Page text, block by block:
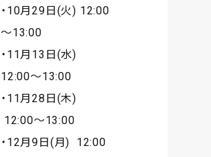
・10月29日(火) 12:00
～13:00
・11月13日(水)
12:00～13:00
・11月28日(木)
12:00～13:00
・12月9日(月) 12:00